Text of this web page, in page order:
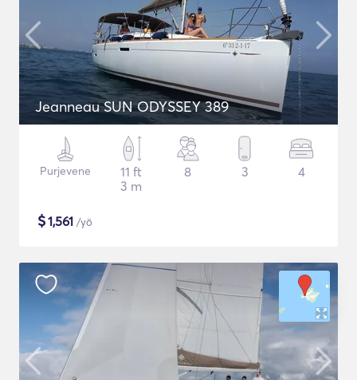
Jeanneau SUN ODYSSEY 389
Purjevene
11 ft
3 m
8 3 4
$1,561 /yö